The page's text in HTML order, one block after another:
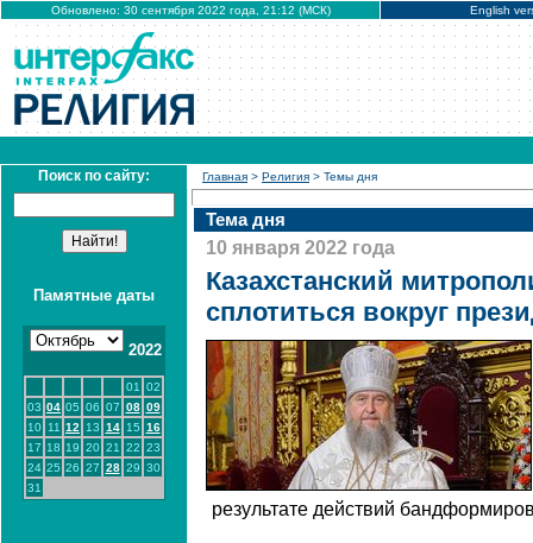
Обновлено: 30 сентября 2022 года, 21:12 (МСК) English
Поиск по сайту:
Памятные даты
2022
01
02
03 04 05 06 07 08 09
10
11 12 13 14 15 16
17 18 19 20 21 22 23
24 25 26 27 28 29 30
31
Главная > Религия > Темы дня
Тема дня
10 января 2022 года
Казахстанский
сплотиться вокруг
результате действий